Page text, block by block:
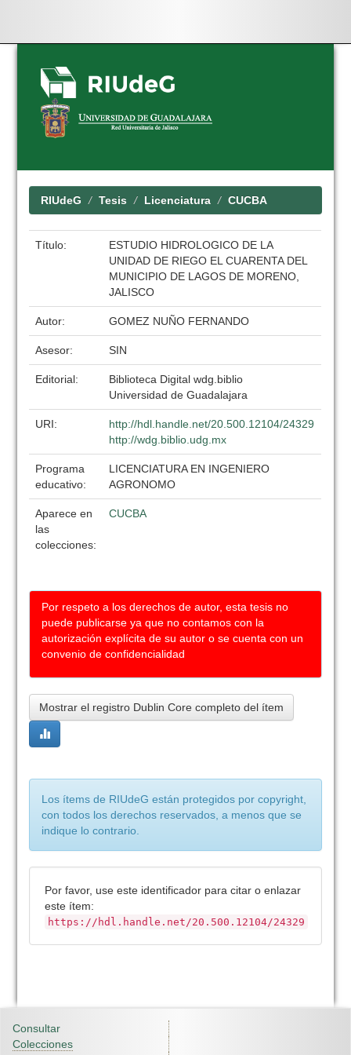
Skip
navigation
RIUdeG Tesis Licenciatura CUCBA
Título:
ESTUDIO HIDROLOGICO DE LA
UNIDAD DE RIEGO EL CUARENTA DEL
MUNICIPIO DE LAGOS DE MORENO,
JALISCO
Autor: GOMEZ NUÑO FERNANDO
Asesor: SIN
Editorial:
Biblioteca Digital wdg.biblio
Universidad de Guadalajara
URI:
http://hdl.handle.net/20.500.12104/24329
http://wdg.biblio.udg.mx
Programa
educativo:
LICENCIATURA EN INGENIERO
AGRONOMO
Aparece en
las
colecciones:
CUCBA
Por respeto a los derechos de autor, esta tesis no
puede publicarse ya que no contamos con la
autorización explícita de su autor o se cuenta con un
convenio de confidencialidad
Mostrar el registro Dublin Core completo del ítem
Los ítems de RIUdeG están protegidos por copyright,
con todos los derechos reservados, a menos que se
indique lo contrario.
Por favor, use este identificador para citar o enlazar
este ítem:
https://hdl.handle.net/20.500.12104/24329
Consultar
Colecciones